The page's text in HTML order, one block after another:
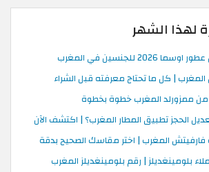
لهذا الشهر
للجنسين في المغرب
| كل ما تحتاج معرفته قبل الشراء
ممزورلد المغرب خطوة بخطوة
الحجز تطبيق المطار المغرب؟ | اكتشف الآن
المغرب | اختر مقاسك الصحيح بدقة
بلومينغديلز | رقم بلومينغديلز المغرب